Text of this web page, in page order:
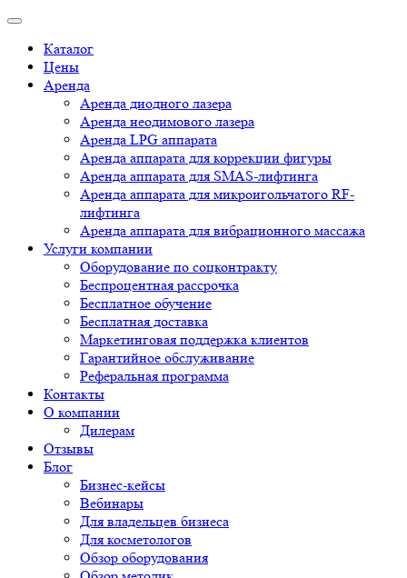
Каталог
Цены
Аренда
Аренда диодного лазера
Аренда неодимового лазера
Аренда LPG аппарата
Аренда аппарата для коррекции фигуры
Аренда аппарата для SMAS-лифтинга
Аренда аппарата для микроигольчатого RF-
лифтинга
Аренда аппарата для вибрационного массажа
Услуги компании
Оборудование по соцконтракту
Беспроцентная рассрочка
Бесплатное обучение
Бесплатная доставка
Маркетинговая поддержка клиентов
Гарантийное обслуживание
Реферальная программа
Контакты
О компании
Дилерам
Отзывы
Блог
Бизнес-кейсы
Вебинары
Для владельцев бизнеса
Для косметологов
Обзор оборудования